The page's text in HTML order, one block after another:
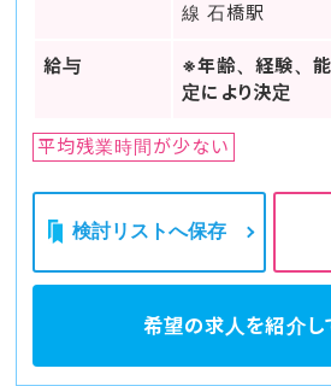
線 石橋駅
給与
※年齢、経験、能
定により決定
平均残業時間が少ない
検討リストへ保存
希望の求人を紹介し